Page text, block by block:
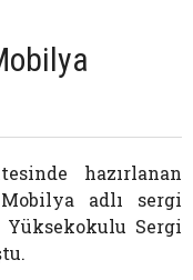
hazırlanan
adlı sergi
Sergi